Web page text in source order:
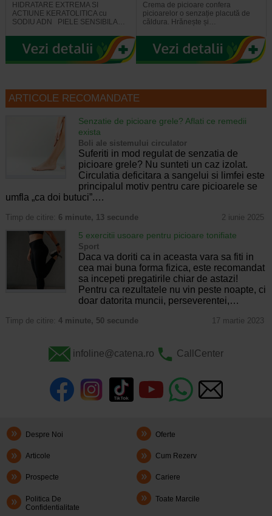
HIDRATARE EXTREMA SI
ACTIUNE KERATOLITICA cu
SODIU ADN PIELE SENSIBILA…
Crema de picioare confera
picioarelor o senzație placută de
căldura. Hrănește și…
ARTICOLE RECOMANDATE
Senzatie de picioare grele? Aflati ce remedii
exista
Boli ale sistemului circulator
Suferiti in mod regulat de senzatia de
picioare grele? Nu sunteti un caz izolat.
Circulatia deficitara a sangelui si limfei este
principalul motiv pentru care picioarele se
umfla „ca doi butuci”.…
Timp de citire: 6 minute, 13 secunde 2 iunie 2025
5 exercitii usoare pentru picioare tonifiate
Sport
Daca va doriti ca in aceasta vara sa fiti in
cea mai buna forma fizica, este recomandat
sa incepeti pregatirile chiar de astazi!
Pentru ca rezultatele nu vin peste noapte, ci
doar datorita muncii, perseverentei,…
Timp de citire: 4 minute, 50 secunde 17 martie 2023
infoline@catena.ro CallCenter
Despre Noi Oferte
Articole Cum Rezerv
Prospecte Cariere
Politica De
Confidentialitate
Toate Marcile